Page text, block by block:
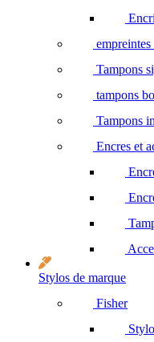
Tampons
tampons
Tampons
Encres et
Stylos de marque
Fisher